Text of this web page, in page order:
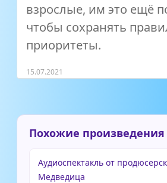
взрослые, им это ещё
чтобы сохранять
приоритеты.
15.07.2021
Похожие произведения
Аудиоспектакль от
Медведица